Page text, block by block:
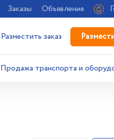
Заказы Объявления
Разместить заказ
Продажа транспорта и